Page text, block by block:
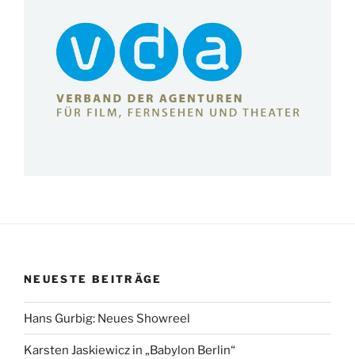
NEUESTE BEITRÄGE
Hans Gurbig: Neues Showreel
Karsten Jaskiewicz in „Babylon Berlin“